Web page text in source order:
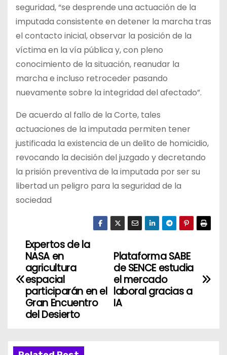
seguridad, “se desprende una actuación de la
imputada consistente en detener la marcha tras
el contacto inicial, observar la posición de la
víctima en la vía pública y, con pleno
conocimiento de la situación, reanudar la
marcha e incluso retroceder pasando
nuevamente sobre la integridad del afectado”.
De acuerdo al fallo de la Corte, tales
actuaciones de la imputada permiten tener
justificada la existencia de un delito de homicidio,
revocando la decisión del juzgado y decretando
la prisión preventiva de la imputada por ser su
libertad un peligro para la seguridad de la
sociedad
N
a
Plataforma SABE
de SENCE estudia
el mercado
laboral gracias a
IA
Expertos de la
NASA en
agricultura
espacial
participarán en el
Gran Encuentro
del Desierto